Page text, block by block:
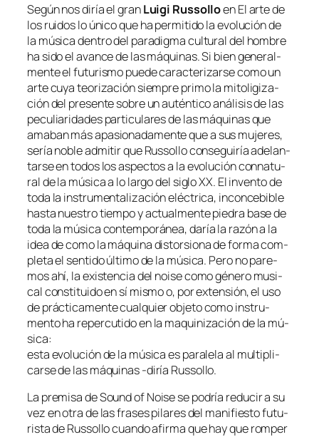
Según nos di­ría el granLuigi RussolloenEl ar­te de
los rui­doslo úni­co que ha per­mi­ti­do la evo­lu­ción de
la mú­si­ca den­tro del pa­ra­dig­ma cul­tu­ral del hom­bre
ha si­do el avan­ce de las má­qui­nas. Si bien ge­ne­ral­
men­te el fu­tu­ris­mo pue­de ca­rac­te­ri­zar­se co­mo un
ar­te cu­ya teo­ri­za­ción siem­pre pri­mo la mi­to­li­gi­za­
ción del pre­sen­te so­bre un au­tén­ti­co aná­li­sis de las
pe­cu­lia­ri­da­des par­ti­cu­la­res de las má­qui­nas que
ama­ban más apa­sio­na­da­men­te que a sus mu­je­res,
se­ría no­ble ad­mi­tir que Russollo con­se­gui­ría ade­lan­
tar­se en to­dos los as­pec­tos a la evo­lu­ción con­na­tu­
ral de la mú­si­ca a lo lar­go del si­glo XX. El in­ven­to de
to­da la ins­tru­men­ta­li­za­ción eléc­tri­ca, in­con­ce­bi­ble
has­ta nues­tro tiem­po y ac­tual­men­te pie­dra ba­se de
to­da la mú­si­ca con­tem­po­rá­nea, da­ría la ra­zón a la
idea de co­mo la má­qui­na dis­tor­sio­na de for­ma com­
ple­ta el sen­ti­do úl­ti­mo de la mú­si­ca. Pero no pa­re­
mos ahí, la exis­ten­cia del noi­seco­mo gé­ne­ro mu­si­
cal cons­ti­tui­do en sí mis­mo o, por ex­ten­sión, el uso
de prác­ti­ca­men­te cual­quier ob­je­to co­mo ins­tru­
men­to ha re­per­cu­ti­do en la ma­qui­ni­za­ción de la mú­
si­ca:
es­ta evo­lu­ción de la mú­si­ca es pa­ra­le­la al mul­ti­pli­
car­se de las má­qui­nas‑di­ría Russollo.
La pre­mi­sa deSound of Noisese po­dría re­du­cir a su
vez en otra de las fra­ses pi­la­res del ma­ni­fies­to fu­tu­
ris­ta de Russollo cuan­do afir­ma quehay que rom­per